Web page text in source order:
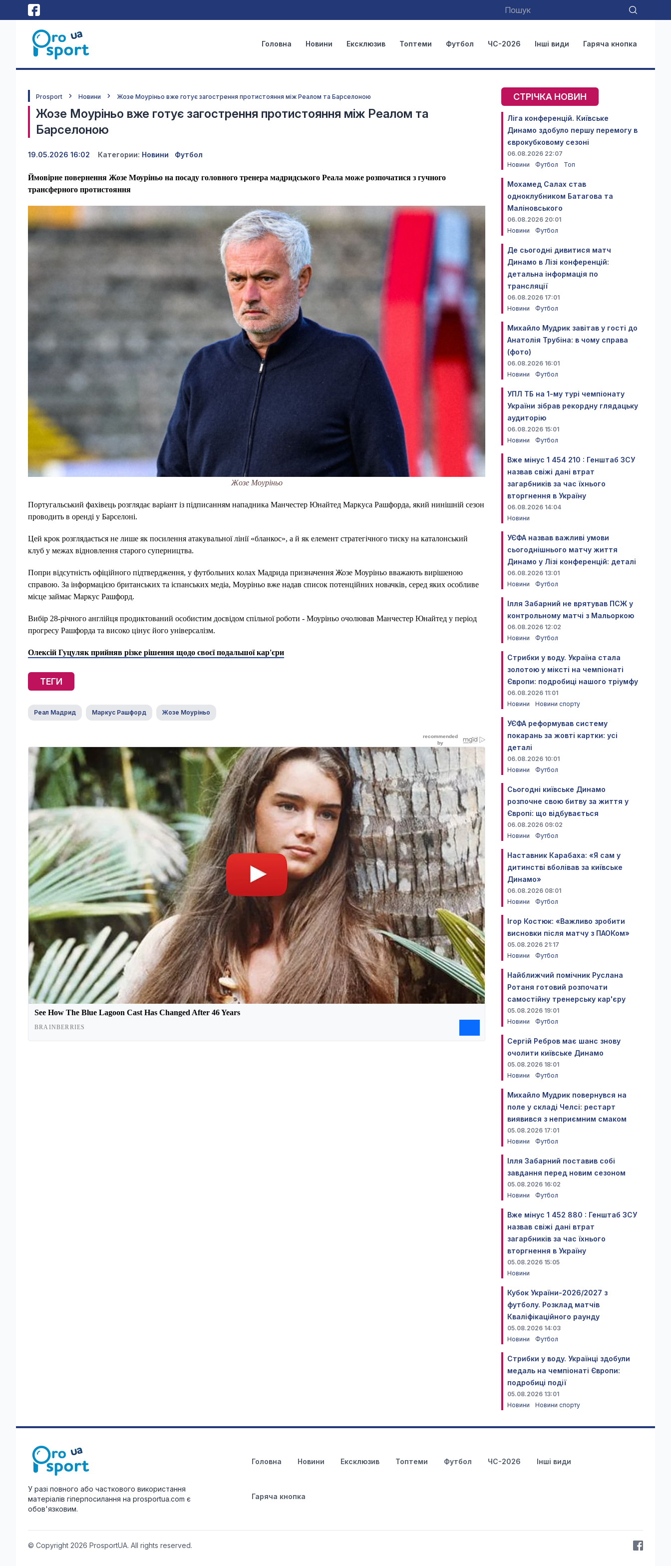
Головна Новини Ексклюзив Топтеми Футбол ЧС-2026 Інші види Гаряча кнопка
Prosport Новини Жозе Моуріньо вже готує загострення протистояння між Реалом та Барселоною
Жозе Моуріньо вже готує загострення протистояння між Реалом та
Барселоною
19.05.2026 16:02 Категории: Новини Футбол
Ймовірне повернення Жозе Моуріньо на посаду головного тренера мадридського Реала може розпочатися з гучного
трансферного протистояння
Жозе Моуріньо
Португальський фахівець розглядає варіант із підписанням нападника Манчестер Юнайтед Маркуса Рашфорда, який нинішній сезон
проводить в оренді у Барселоні.
Цей крок розглядається не лише як посилення атакувальної лінії «бланкос», а й як елемент стратегічного тиску на каталонський
клуб у межах відновлення старого суперництва.
Попри відсутність офіційного підтвердження, у футбольних колах Мадрида призначення Жозе Моуріньо вважають вирішеною
справою. За інформацією британських та іспанських медіа, Моуріньо вже надав список потенційних новачків, серед яких особливе
місце займає Маркус Рашфорд.
Вибір 28-річного англійця продиктований особистим досвідом спільної роботи - Моуріньо очолював Манчестер Юнайтед у період
прогресу Рашфорда та високо цінує його універсалізм.
Олексій Гуцуляк прийняв різке рішення щодо своєї подальшої кар'єри
ТЕГИ
Реал Мадрид Маркус Рашфорд Жозе Моуріньо
СТРІЧКА НОВИН
Ліга конференцій. Київське
Динамо здобуло першу перемогу в
єврокубковому сезоні
06.08.2026 22:07
Новини
Футбол Топ
Мохамед Салах став
одноклубником Батагова та
Маліновського
06.08.2026 20:01
Новини
Футбол
Де сьогодні дивитися матч
Динамо в Лізі конференцій:
детальна інформація по
трансляції
06.08.2026 17:01
Новини
Футбол
Михайло Мудрик завітав у гості до
Анатолія Трубіна: в чому справа
(фото)
06.08.2026 16:01
Новини
Футбол
УПЛ ТБ на 1-му турі чемпіонату
України зібрав рекордну глядацьку
аудиторію
06.08.2026 15:01
Новини
Футбол
Вже мінус 1 454 210 : Генштаб ЗСУ
назвав свіжі дані втрат
загарбників за час їхнього
вторгнення в Україну
06.08.2026 14:04
Новини
УЄФА назвав важливі умови
сьогоднішнього матчу життя
Динамо у Лізі конференцій: деталі
06.08.2026 13:01
Новини
Футбол
Ілля Забарний не врятував ПСЖ у
контрольному матчі з Мальоркою
06.08.2026 12:02
Новини
Футбол
Стрибки у воду. Україна стала
золотою у міксті на чемпіонаті
Європи: подробиці нашого тріумфу
06.08.2026 11:01
Новини
Новини спорту
УЄФА реформував систему
покарань за жовті картки: усі
деталі
06.08.2026 10:01
Новини
Футбол
Сьогодні київське Динамо
розпочне свою битву за життя у
Європі: що відбувається
06.08.2026 09:02
Новини
Футбол
Наставник Карабаха: «Я сам у
дитинстві вболівав за київське
Динамо»
06.08.2026 08:01
Новини
Футбол
Ігор Костюк: «Важливо зробити
висновки після матчу з ПАОКом»
05.08.2026 21:17
Новини
Футбол
Найближчий помічник Руслана
Ротаня готовий розпочати
самостійну тренерську кар'єру
05.08.2026 19:01
Новини
Футбол
Сергій Ребров має шанс знову
очолити київське Динамо
05.08.2026 18:01
Новини
Футбол
Михайло Мудрик повернувся на
поле у складі Челсі: рестарт
виявився з неприємним смаком
05.08.2026 17:01
Новини
Футбол
Ілля Забарний поставив собі
завдання перед новим сезоном
05.08.2026 16:02
Новини
Футбол
Вже мінус 1 452 880 : Генштаб ЗСУ
назвав свіжі дані втрат
загарбників за час їхнього
вторгнення в Україну
05.08.2026 15:05
Новини
Кубок України-2026/2027 з
футболу. Розклад матчів
Кваліфікаційного раунду
05.08.2026 14:03
Новини
Футбол
Стрибки у воду. Українці здобули
медаль на чемпіонаті Європи:
подробиці події
05.08.2026 13:01
Новини
Новини спорту
У разі повного або часткового використання
матеріалів гіперпосилання на prosportua.com є
обов'язковим.
Головна Новини Ексклюзив Топтеми Футбол ЧС-2026 Інші види
Гаряча кнопка
© Copyright 2026 ProsportUA. All rights reserved.